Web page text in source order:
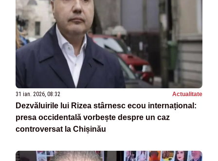
31 ian. 2026, 08:32 Actualitate
Dezvăluirile lui Rizea stârnesc ecou internațional:
presa occidentală vorbește despre un caz
controversat la Chișinău